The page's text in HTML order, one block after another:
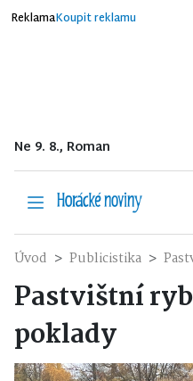
ReklamaKoupit reklamu
Ne 9. 8., Roman
Úvod Publicistika
Pastvištní
poklady